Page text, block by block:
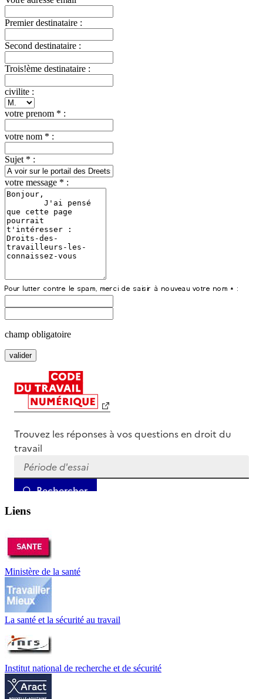
Premier destinataire :
Second destinataire :
Trois!ème destinataire :
civilite :
votre prenom * :
votre nom * :
Sujet * :
votre message * :
champ obligatoire
Liens
Ministère de la santé
La santé et la sécurité au travail
Institut national de recherche et de sécurité